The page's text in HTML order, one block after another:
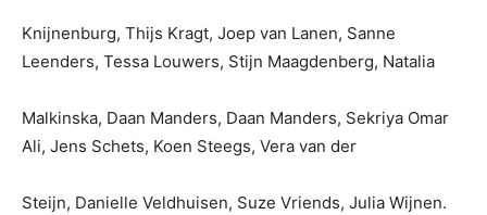
Knijnenburg, Thijs Kragt, Joep van Lanen, Sanne
Leenders, Tessa Louwers, Stijn Maagdenberg, Natalia
Malkinska, Daan Manders, Daan Manders, Sekriya Omar
Ali, Jens Schets, Koen Steegs, Vera van der
Steijn, Danielle Veldhuisen, Suze Vriends, Julia Wijnen.